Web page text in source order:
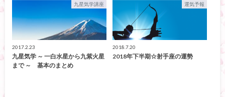
九星気学講座
2017.2.23
九星気学 ～ 一白水星から九紫火星
まで ～ 基本のまとめ
運気予報
2018.7.20
2018年下半期☆射手座の運勢